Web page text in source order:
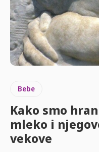
Bebe
Kako smo
mleko i
vekove